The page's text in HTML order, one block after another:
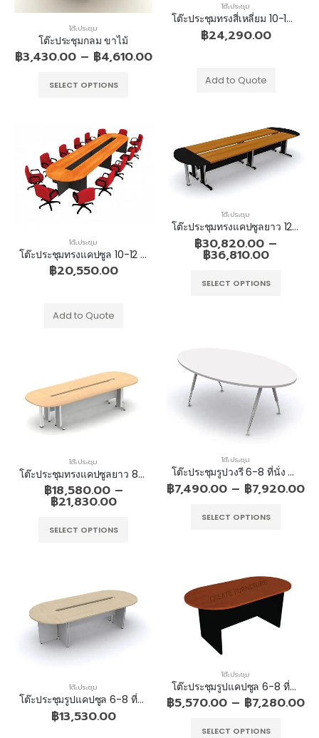
โต๊ะประชุม
โต๊ะประชุมกลม ขาไม้
฿3,430.00 – ฿4,610.00
SELECT OPTIONS
โต๊ะประชุม
โต๊ะประชุมทรงสี่เหลี่ยม 10-14 ที่นั่ง ขาไม้
฿24,290.00
Add to Quote
โต๊ะประชุม
โต๊ะประชุมทรงแคปซูล 10-12 ที่นั่ง ขาไม้
฿20,550.00
Add to Quote
โต๊ะประชุม
โต๊ะประชุมทรงแคปซูลยาว 12-14 ที่นั่ง ขาเหล็ก
฿30,820.00 –
฿36,810.00
SELECT OPTIONS
โต๊ะประชุม
โต๊ะประชุมทรงแคปซูลยาว 8-10 ที่นั่ง ขาเหล็กเรียว
฿18,580.00 –
฿21,830.00
SELECT OPTIONS
โต๊ะประชุม
โต๊ะประชุมรูปวงรี 6-8 ที่นั่ง ขาเหล็กเรียว
฿7,490.00 – ฿7,920.00
SELECT OPTIONS
โต๊ะประชุม
โต๊ะประชุมรูปแคปซูล 6-8 ที่นั่ง ขาไม้
฿13,530.00
โต๊ะประชุม
โต๊ะประชุมรูปแคปซูล 6-8 ที่นั่ง ขาไม้
฿5,570.00 – ฿7,280.00
SELECT OPTIONS
ที่นอนสปริง หนา 9 นิ้ว
0out of 5
฿3,640.00 –
฿ 6,640.00
6,210.00
เตียงเหล็ก2ชั้น
out of 5
฿ 7,070.00
฿2,890.00
฿6,210.00
เตียงเหล็ก2ชั้น
เตียงนอน
out of 5
฿3,960.00